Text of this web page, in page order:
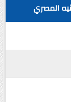
المصري